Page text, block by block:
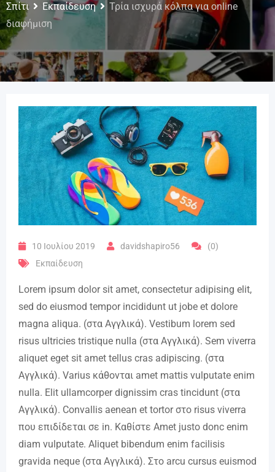
Σπίτι Εκπαίδευση
Τρία ισχυρά κόλπα για online
διαφήμιση
10 Ιουλίου 2019 davidshapiro56
(0)
Εκπαίδευση
Lorem ipsum dolor sit amet, consectetur adipising elit,
sed do eiusmod tempor incididunt ut jobe et dolore
magna aliqua. (στα Αγγλικά). Vestibum lorem sed
risus ultricies tristique nulla (στα Αγγλικά). Sem viverra
aliquet eget sit amet tellus cras adipiscing. (στα
Αγγλικά). Varius κάθονται amet mattis vulputate enim
nulla. Elit ullamcorper dignissim cras tincidunt (στα
Αγγλικά). Convallis aenean et tortor στο risus viverra
που επιδίδεται σε in. Καθίστε Amet justo donc enim
diam vulputate. Aliquet bibendum enim facilisis
gravida neque (στα Αγγλικά). Στο arcu cursus euismod